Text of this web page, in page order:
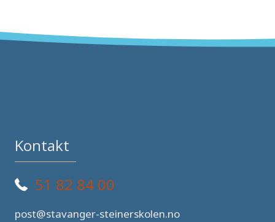
Kontakt
51 82 84 00
post@stavanger-steinerskolen.no